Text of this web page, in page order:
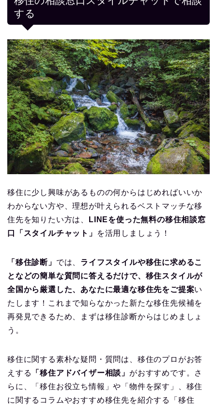
する
移住に少し興味があるものの何からはじめればいいか
わからない方や、理想が叶えられるベストマッチな移
住先を知りたい方は、
LINEを使った無料の移住相談窓
口「スタイルチャット」
を活用しましょう！
「移住診断」 では、 ライフスタイルや移住に求めるこ
となどの簡単な質問に答えるだけで、移住スタイルが
全国から厳選した、あなたに最適な移住先をご提案い
たします！これまで知らなかった新たな移住先候補を
再発見できるため、まずは移住診断からはじめましょ
う。
移住に関する素朴な疑問・質問は、移住のプロがお答
えする
「移住アドバイザー相談」 がおすすめです。さ
らに、「移住お役立ち情報」や「物件を探す」、移住
に関するコラムやおすすめ移住先を紹介する「移住